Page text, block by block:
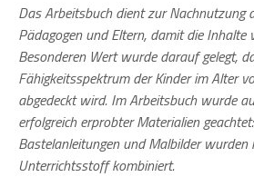
Das Arbeitsbuch dient zur Nachnutzung
Pädagogen und Eltern, damit die
Besonderen Wert wurde darauf gelegt,
Fähigkeitsspektrum der Kinder im Alter
abgedeckt wird. Im Arbeitsbuch wurde
erfolgreich erprobter Materialien
Bastelanleitungen und Malbilder
Unterrichtsstoff kombiniert.